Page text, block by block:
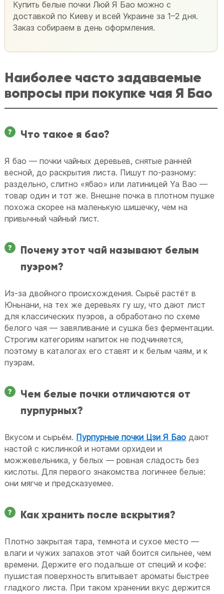
Купить белые почки Люй Я Бао можно с
доставкой по Киеву и всей Украине за 1–2 дня.
Заказ собираем в день оформления.
Наиболее часто задаваемые
вопросы при покупке чая Я Бао
Что такое я бао?
Я бао — почки чайных деревьев, снятые ранней
весной, до раскрытия листа. Пишут по-разному:
раздельно, слитно «ябао» или латиницей Ya Bao —
товар один и тот же. Внешне почка в плотном пушке
похожа скорее на маленькую шишечку, чем на
привычный чайный лист.
Почему этот чай называют белым
пуэром?
Из-за двойного происхождения. Сырьё растёт в
Юньнани, на тех же деревьях гу шу, что дают лист
для классических пуэров, а обработано по схеме
белого чая — завяливание и сушка без ферментации.
Строгим категориям напиток не подчиняется,
поэтому в каталогах его ставят и к белым чаям, и к
пуэрам.
Чем белые почки отличаются от
пурпурных?
Вкусом и сырьём. Пурпурные почки Цзи Я Бао дают
настой с кислинкой и нотами орхидеи и
можжевельника, у белых — ровная сладость без
кислоты. Для первого знакомства логичнее белые:
они мягче и предсказуемее.
Как хранить после вскрытия?
Плотно закрытая тара, темнота и сухое место —
влаги и чужих запахов этот чай боится сильнее, чем
времени. Держите его подальше от специй и кофе:
пушистая поверхность впитывает ароматы быстрее
гладкого листа. При таком хранении вкус держится